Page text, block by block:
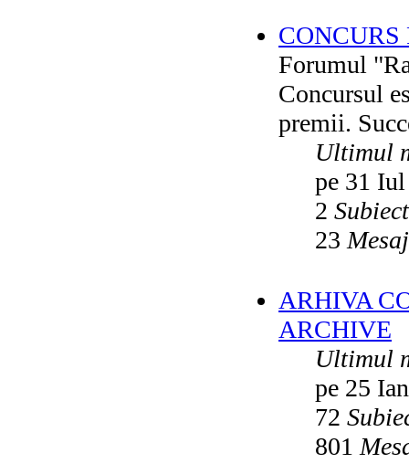
Forumul
Concursul
premii.
Ultimul
pe 31
2
23
ARHIVA
ARCHIVE
Ultimul
pe 25
72
801